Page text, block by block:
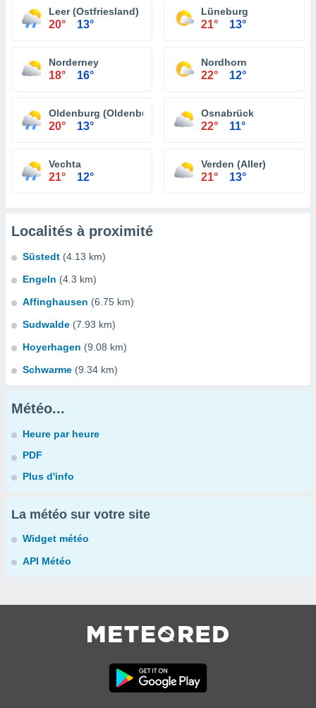
Leer (Ostfriesland)
20° 13°
Lüneburg
21° 13°
Norderney
18° 16°
Nordhorn
22° 12°
Oldenburg (Oldenburg)
20° 13°
Osnabrück
22° 11°
Vechta
21° 12°
Verden (Aller)
21° 13°
Localités à proximité
Süstedt (4.13 km)
Engeln (4.3 km)
Affinghausen (6.75 km)
Sudwalde (7.93 km)
Hoyerhagen (9.08 km)
Schwarme (9.34 km)
Météo...
Heure par heure
PDF
Plus d'info
La météo sur votre site
Widget météo
API Météo